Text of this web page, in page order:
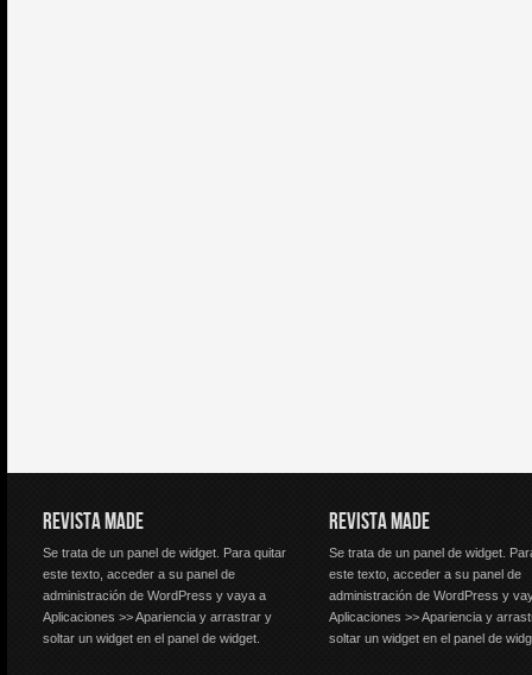
REVISTA MADE
Se trata de un panel de widget. Para quitar
este texto, acceder a su panel de
administración de WordPress y vaya a
Aplicaciones >> Apariencia y arrastrar y
soltar un widget en el panel de widget.
REVISTA MADE
Se trata de un panel de widget.
este texto, acceder a su panel de
administración de WordPress y
Aplicaciones >> Apariencia y
soltar un widget en el panel de